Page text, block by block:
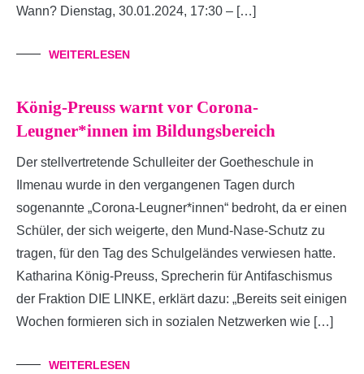
Wann? Dienstag, 30.01.2024, 17:30 – […]
WEITERLESEN
König-Preuss warnt vor Corona-
Leugner*innen im Bildungsbereich
Der stellvertretende Schulleiter der Goetheschule in
Ilmenau wurde in den vergangenen Tagen durch
sogenannte „Corona-Leugner*innen“ bedroht, da er einen
Schüler, der sich weigerte, den Mund-Nase-Schutz zu
tragen, für den Tag des Schulgeländes verwiesen hatte.
Katharina König-Preuss, Sprecherin für Antifaschismus
der Fraktion DIE LINKE, erklärt dazu: „Bereits seit einigen
Wochen formieren sich in sozialen Netzwerken wie […]
WEITERLESEN